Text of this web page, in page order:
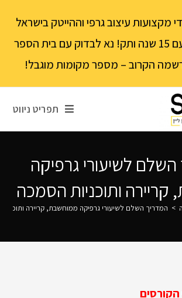
מקצועות עיצוב גרפי וההייטק בישראל
03-6202111 - עם 15 שנה ותק! נא לבדוק עם בית הספר
הקרוב – מספר מקומות מוגבל!
תפריט ניווט
לשיעורי גרפיקה
ותוכניות הסמכה
> המדריך השלם לשיעורי גרפיקה ממוחשבת, קריירה
הקורסים